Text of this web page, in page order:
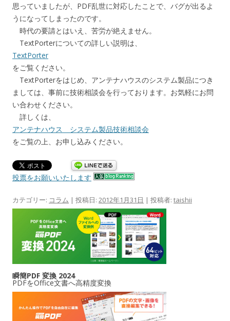
思っていましたが、PDF乱世に対応したことで、バグが出るよ
うになってしまったのです。
時代の要請とはいえ、苦労が絶えません。
TextPorterについての詳しい説明は、
TextPorter
をご覧ください。
TextPorterをはじめ、アンテナハウスのシステム製品につき
ましては、事前に技術相談会を行っております。お気軽にお問
い合わせください。
詳しくは、
アンテナハウス システム製品技術相談会
をご覧の上、お申し込みください。
投票をお願いいたします
カテゴリー: コラム | 投稿日: 2012年1月31日 | 投稿者: taishii
瞬簡PDF 変換 2024
PDFをOffice文書へ高精度変換